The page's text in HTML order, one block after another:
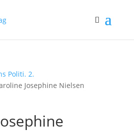
Politi. 2.
Josephine Nielsen